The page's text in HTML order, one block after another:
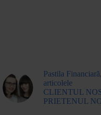
Pastila Financiară,
articolele
CLIENTUL
PRIETENUL